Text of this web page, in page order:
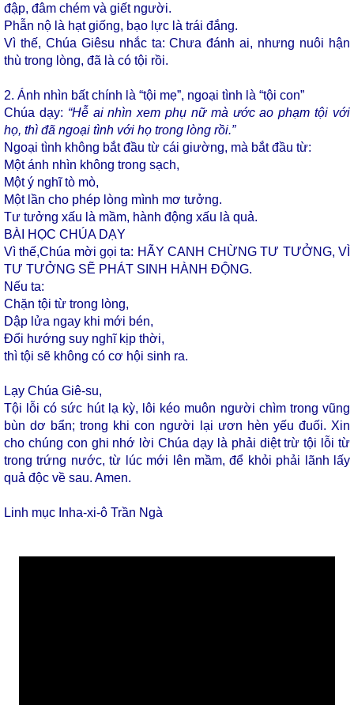
đập, đâm chém và giết người.
Phẫn nộ là hạt giống, bạo lực là trái đắng.
Vì thế, Chúa Giêsu nhắc ta: Chưa đánh ai, nhưng nuôi hận
thù trong lòng, đã là có tội rồi.
2. Ánh nhìn bất chính là “tội mẹ”, ngoại tình là “tội con”
Chúa dạy: “Hễ ai nhìn xem phụ nữ mà ước ao phạm tội với
họ, thì đã ngoại tình với họ trong lòng rồi.”
Ngoại tình không bắt đầu từ cái giường, mà bắt đầu từ:
Một ánh nhìn không trong sạch,
Một ý nghĩ tò mò,
Một lần cho phép lòng mình mơ tưởng.
Tư tưởng xấu là mầm, hành động xấu là quả.
BÀI HỌC CHÚA DẠY
Vì thế,Chúa mời gọi ta: HÃY CANH CHỪNG TƯ TƯỞNG, VÌ
TƯ TƯỞNG SẼ PHÁT SINH HÀNH ĐỘNG.
Nếu ta:
Chặn tội từ trong lòng,
Dập lửa ngay khi mới bén,
Đổi hướng suy nghĩ kịp thời,
thì tội sẽ không có cơ hội sinh ra.
Lạy Chúa Giê-su,
Tội lỗi có sức hút lạ kỳ, lôi kéo muôn người chìm trong vũng
bùn dơ bẩn; trong khi con người lại ươn hèn yếu đuối. Xin
cho chúng con ghi nhớ lời Chúa dạy là phải diệt trừ tội lỗi từ
trong trứng nước, từ lúc mới lên mầm, để khỏi phải lãnh lấy
quả độc về sau. Amen.
Linh mục Inha-xi-ô Trần Ngà